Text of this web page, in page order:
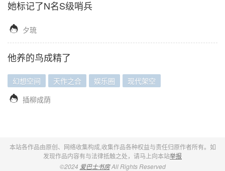
她标记了N名S级哨兵
 夕琉
他养的鸟成精了
幻想空间 天作之合 娱乐圈 现代架空
 插柳成荫
本站各作品由原创、网络收集构成,收集作品各种权益与责任归原作者所有。如
发现作品内容有与法律抵触之处，请马上向本站举报
©2024 爱巴士书房All Rights Reserved